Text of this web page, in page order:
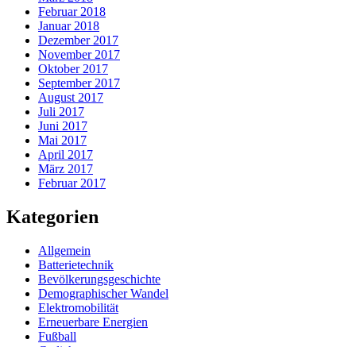
Februar 2018
Januar 2018
Dezember 2017
November 2017
Oktober 2017
September 2017
August 2017
Juli 2017
Juni 2017
Mai 2017
April 2017
März 2017
Februar 2017
Kategorien
Allgemein
Batterietechnik
Bevölkerungsgeschichte
Demographischer Wandel
Elektromobilität
Erneuerbare Energien
Fußball